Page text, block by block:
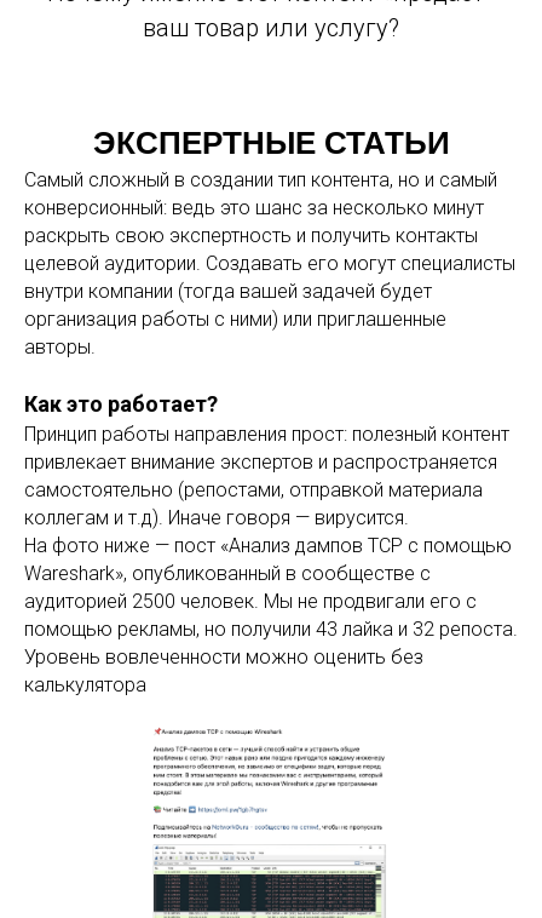
ваш товар или услугу?
ЭКСПЕРТНЫЕ СТАТЬИ
Самый сложный в создании тип контента, но и самый
конверсионный: ведь это шанс за несколько минут
раскрыть свою экспертность и получить контакты
целевой аудитории. Создавать его могут специалисты
внутри компании (тогда вашей задачей будет
организация работы с ними) или приглашенные
авторы.
Как это работает?
Принцип работы направления прост: полезный контент
привлекает внимание экспертов и распространяется
самостоятельно (репостами, отправкой материала
коллегам и т.д). Иначе говоря — вирусится.
На фото ниже — пост «Анализ дампов TCP с помощью
Wareshark», опубликованный в сообществе с
аудиторией 2500 человек. Мы не продвигали его с
помощью рекламы, но получили 43 лайка и 32 репоста.
Уровень вовлеченности можно оценить без
калькулятора